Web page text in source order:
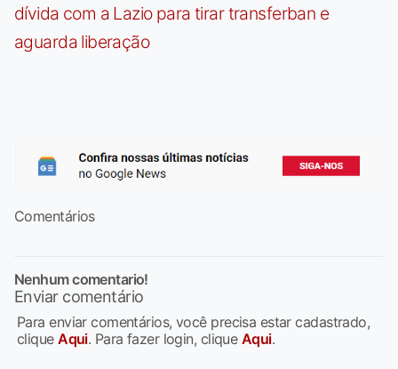
dívida com a Lazio para tirar transferban e
aguarda liberação
Comentários
Nenhum comentario!
Enviar comentário
Para enviar comentários, você precisa estar cadastrado,
cliqueAqui. Para fazer login, clique Aqui.